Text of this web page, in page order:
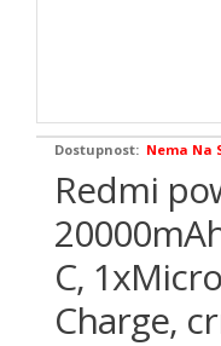
Dostupnost: Nema Na
Redmi
C,
Charge,